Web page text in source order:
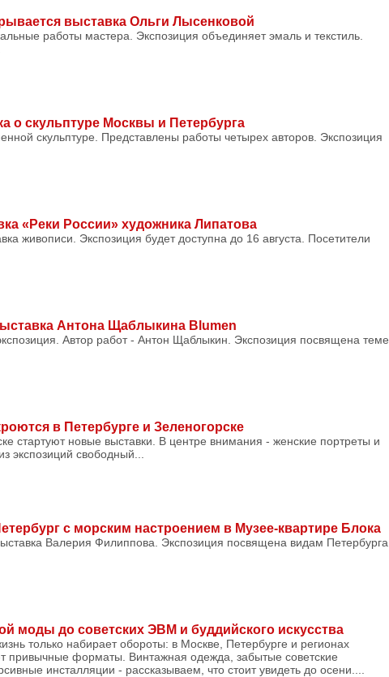
выставка Ольги Лысенковой
работы мастера. Экспозиция объединяет эмаль и текстиль.
о скульптуре Москвы и Петербурга
скульптуре. Представлены работы четырех авторов. Экспозиция
«Реки России» художника Липатова
живописи. Экспозиция будет доступна до 16 августа. Посетители
Антона Щаблыкина Blumen
Автор работ - Антон Щаблыкин. Экспозиция посвящена теме
в Петербурге и Зеленогорске
стартуют новые выставки. В центре внимания - женские портреты и
экспозиций свободный...
с морским настроением в Музее-квартире Блока
Валерия Филиппова. Экспозиция посвящена видам Петербурга.
моды до советских ЭВМ и буддийского искусства
только набирает обороты: в Москве, Петербурге и регионах
привычные форматы. Винтажная одежда, забытые советские
инсталляции - рассказываем, что стоит увидеть до осени....